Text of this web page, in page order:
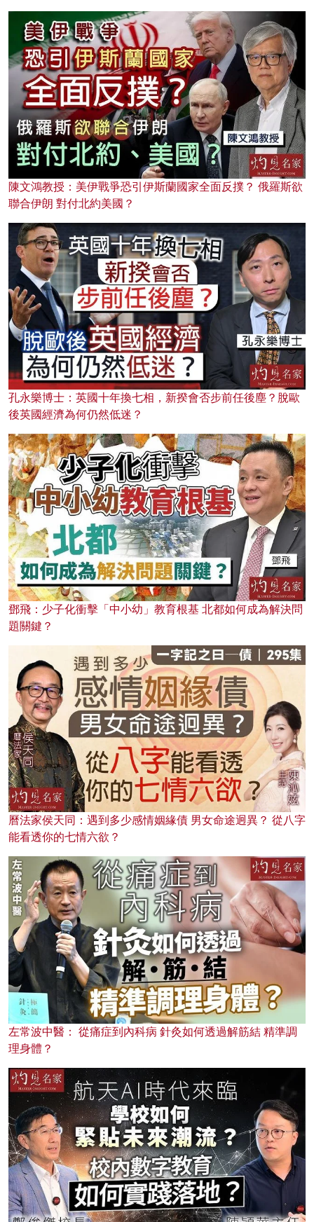
陳文鴻教授：美伊戰爭恐引伊斯蘭國家全面反撲？ 俄羅斯欲
聯合伊朗 對付北約美國？
孔永樂博士：英國十年換七相，新揆會否步前任後塵？脫歐
後英國經濟為何仍然低迷？
鄧飛：少子化衝擊「中小幼」教育根基 北都如何成為解決問
題關鍵？
曆法家侯天同：遇到多少感情姻緣債 男女命途迥異？ 從八字
能看透你的七情六欲？
左常波中醫： 從痛症到內科病 針灸如何透過解筋結 精準調
理身體？